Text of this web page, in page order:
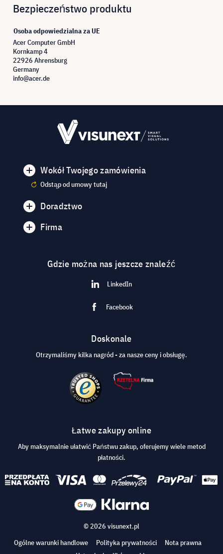
Bezpieczeństwo produktu
Osoba odpowiedzialna za UE
Acer Computer GmbH
Kornkamp 4
22926 Ahrensburg
Germany
info@acer.de
Wokół Twojego zamówienia
Odstąp od umowy tutaj
Doradztwo
Firma
Gdzie można nas jeszcze znaleźć
LinkedIn
Facebook
Doskonale
Otrzymaliśmy kilka nagród - za nasze ceny i obsługę.
Łatwe zakupy online
Aby maksymalnie ułatwić Państwu zakup, oferujemy wiele metod
płatności.
© 2026 visunext.pl
Ogólne warunki handlowe
Polityka prywatności
Nota prawna